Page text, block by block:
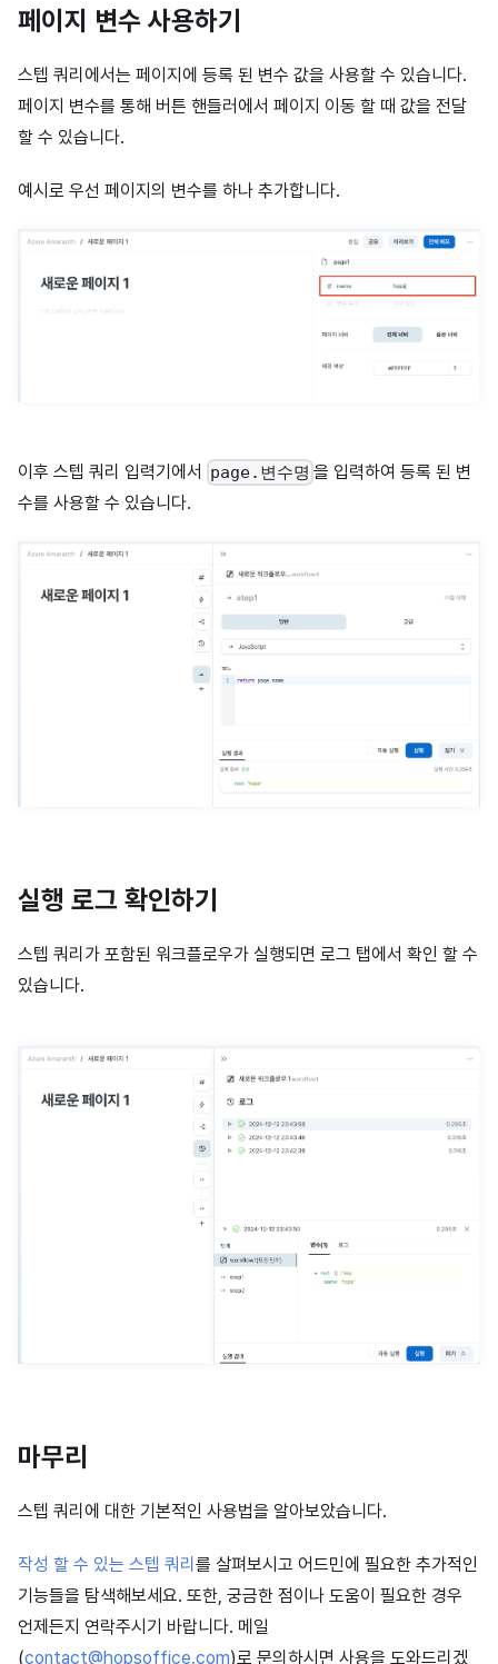
페이지 변수 사용하기
스텝 쿼리에서는 페이지에 등록 된 변수 값을 사용할 수 있습니다.
페이지 변수를 통해 버튼 핸들러에서 페이지 이동 할 때 값을 전달
할 수 있습니다.
예시로 우선 페이지의 변수를 하나 추가합니다.
이후 스텝 쿼리 입력기에서 page.변수명 을 입력하여 등록 된 변
수를 사용할 수 있습니다.
실행 로그 확인하기
스텝 쿼리가 포함된 워크플로우가 실행되면 로그 탭에서 확인 할 수
있습니다.
마무리
스텝 쿼리에 대한 기본적인 사용법을 알아보았습니다.
작성 할 수 있는 스텝 쿼리 를 살펴보시고 어드민에 필요한 추가적인
기능들을 탐색해보세요. 또한, 궁금한 점이나 도움이 필요한 경우
언제든지 연락주시기 바랍니다. 메일
(contact@hopsoffice.com)로 문의하시면 사용을 도와드리겠